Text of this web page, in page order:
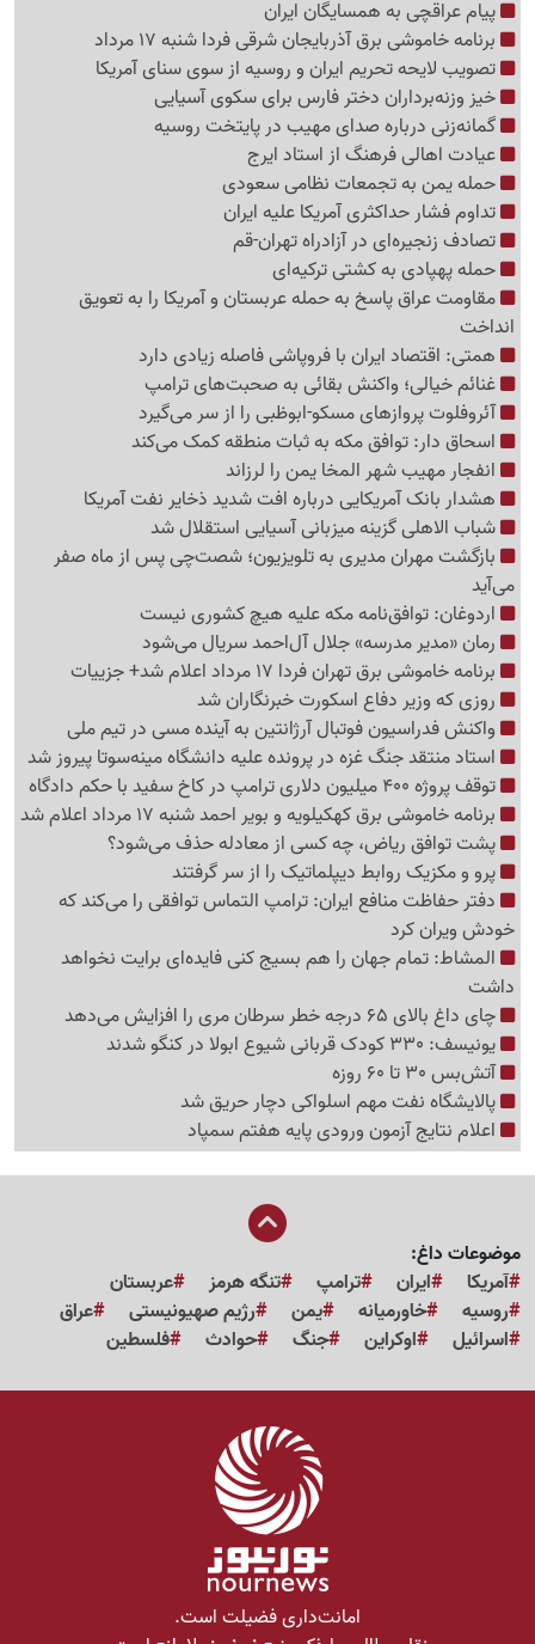
پیام عراقچی به همسایگان ایران
برنامه خاموشی برق آذربایجان شرقی فردا شنبه 17 مرداد
تصویب لایحه تحریم ایران و روسیه از سوی سنای آمریکا
خیز وزنه‌برداران دختر فارس برای سکوی آسیایی
گمانه‌زنی درباره صدای مهیب در پایتخت روسیه
عیادت اهالی فرهنگ از استاد ایرج
حمله یمن به تجمعات نظامی سعودی
تداوم فشار حداکثری آمریکا علیه ایران
تصادف زنجیره‌ای در آزادراه تهران-قم
حمله پهپادی به کشتی ترکیه‌ای
مقاومت عراق پاسخ به حمله عربستان و آمریکا را به تعویق
انداخت
همتی: اقتصاد ایران با فروپاشی فاصله زیادی دارد
غنائم خیالی؛ واکنش بقائی به صحبت‌های ترامپ
آئروفلوت پروازهای مسکو-ابوظبی را از سر می‌گیرد
اسحاق دار: توافق مکه به ثبات منطقه کمک می‌کند
انفجار مهیب شهر المخا یمن را لرزاند
هشدار بانک آمریکایی درباره افت شدید ذخایر نفت آمریکا
شباب الاهلی گزینه میزبانی آسیایی استقلال شد
بازگشت مهران مدیری به تلویزیون؛ شصت‌چی پس از ماه صفر
می‌آید
اردوغان: توافق‌نامه مکه علیه هیچ کشوری نیست
رمان «مدیر مدرسه» جلال آل‌احمد سریال می‌شود
برنامه خاموشی برق تهران فردا 17 مرداد اعلام شد+ جزییات
روزی که وزیر دفاع اسکورت خبرنگاران شد
واکنش فدراسیون فوتبال آرژانتین به آینده مسی در تیم ملی
استاد منتقد جنگ غزه در پرونده علیه دانشگاه مینه‌سوتا پیروز شد
توقف پروژه 400 میلیون دلاری ترامپ در کاخ سفید با حکم دادگاه
برنامه خاموشی برق کهکیلویه و بویر احمد شنبه 17 مرداد اعلام شد
پشت توافق ریاض، چه کسی از معادله حذف می‌شود؟
پرو و مکزیک روابط دیپلماتیک را از سر گرفتند
دفتر حفاظت منافع ایران: ترامپ التماس توافقی را می‌کند که
خودش ویران کرد
المشاط: تمام جهان را هم بسیج کنی فایده‌ای برایت نخواهد
داشت
چای داغ بالای 65 درجه خطر سرطان مری را افزایش می‌دهد
یونیسف: 330 کودک قربانی شیوع ابولا در کنگو شدند
آتش‌بس 30 تا 60 روزه
پالایشگاه نفت مهم اسلواکی دچار حریق شد
اعلام نتایج آزمون ورودی پایه هفتم سمپاد
موضوعات داغ:
آمریکا
ایران ترامپ تنگه هرمز
عربستان
روسیه
خاورمیانه یمن رژیم صهیونیستی
عراق
اسرائیل
اوکراین جنگ حوادث فلسطین
امانت‌داری فضیلت است.